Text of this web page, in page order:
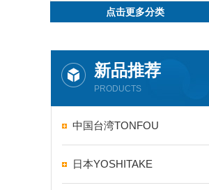
点击更多分类
新品推荐
PRODUCTS
中国台湾TONFOU
日本YOSHITAKE